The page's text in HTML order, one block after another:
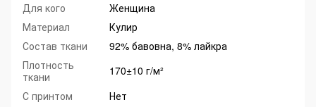
Для кого
Женщина
Материал
Кулир
Состав ткани
92% бавовна, 8% лайкра
Плотность
ткани
170±10 г/м²
С принтом
Нет